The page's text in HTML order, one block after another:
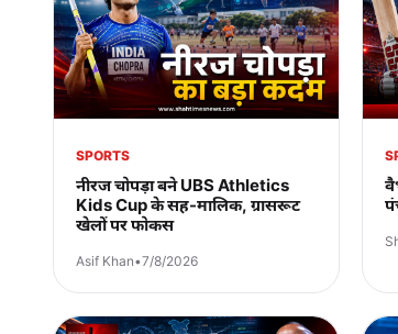
SPORTS
नीरज चोपड़ा बने UBS Athletics
Kids Cup के सह-मालिक, ग्रासरूट
खेलों पर फोकस
Asif Khan•7/8/2026